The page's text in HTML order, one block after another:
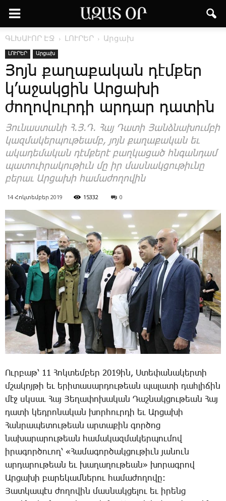
ԳԼԽԱՒՈՐ ԷՋ ԼՈՒՐԵՐ Արցախ
ԼՈՒՐԵՐ Արցախ
Յոյն քաղաքական դէմքեր
կ’աջակցին Արցախի
ժողովուրդի արդար դատին
Յու­նաս­տա­նի Հ.Յ.Դ. ­Հայ ­Դա­տի ­Յանձ­նա­խում­բի
կազ­մա­կեր­պու­թեամբ, յոյն քա­ղա­քա­կան եւ
ա­կա­դե­մա­կան դէմ­քե­րէ բաղ­կա­ցած հնգան­դամ
պա­տո­ւի­րա­կու­թիւն մը իր մաս­նակ­ցու­թիւ­նը
բե­րաւ Ար­ցա­խի հա­մա­ժո­ղո­վին
14 Հոկտեմբեր 2019 15332 0
­Ուր­բաթ՝ 11 ­Հոկ­տեմ­բեր 2019ին, Ս­տե­փա­նա­կեր­տի
մշա­կոյ­թի եւ ե­րի­տա­սար­դու­թեան պա­լա­տի դահ­լի­ճին
մէջ սկսաւ ­Հայ ­Յե­ղա­փո­խա­կան ­Դաշ­նակ­ցու­թեան ­Հայ
­դա­տի կեդ­րո­նա­կան խոր­հուր­դի եւ Ար­ցա­խի
­Հան­րա­պե­տու­թեան ար­տա­քին գոր­ծոց
նա­խա­րա­րու­թեան հա­մա­կազ­մա­կեր­պու­մով
ի­րա­գոր­ծո­ւող՝ «­Հա­մա­գոր­ծակ­ցու­թիւն յա­նուն
ար­դա­րու­թեան եւ խա­ղա­ղու­թեան» խո­րագ­րով
Ար­ցա­խի բա­րե­կամ­նե­րու հա­մա­ժո­ղո­վը:
­Յատ­կա­պէս ժո­ղո­վին մաս­նակ­ցե­լու եւ ի­րենց